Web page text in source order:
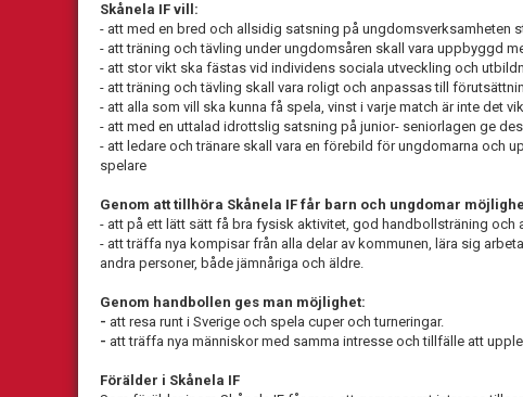
Skånela IF vill:
- att med en bred och allsidig satsning på ungdomsverksamheten
- att träning och tävling under ungdomsåren skall vara uppbyggd
- att stor vikt ska fästas vid individens sociala utveckling och
- att träning och tävling skall vara roligt och anpassas till
- att alla som vill ska kunna få spela, vinst i varje match är inte det
- att med en uttalad idrottslig satsning på junior- seniorlagen ge
- att ledare och tränare skall vara en förebild för ungdomarna och
spelare
Genom att tillhöra Skånela IF får barn och ungdomar
- att på ett lätt sätt få bra fysisk aktivitet, god handbollsträning och
- att träffa nya kompisar från alla delar av kommunen, lära sig
andra personer, både jämnåriga och äldre.
Genom handbollen ges man möjlighet:
- att resa runt i Sverige och spela cuper och turneringar.
- att träffa nya människor med samma intresse och tillfälle att
Förälder i Skånela IF